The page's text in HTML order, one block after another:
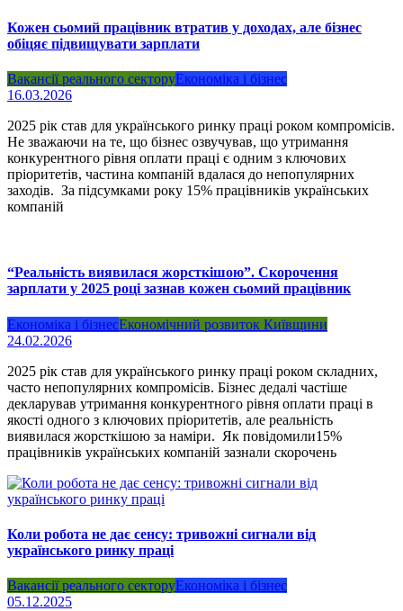
Кожен сьомий працівник втратив у доходах, але бізнес
обіцяє підвищувати зарплати
Вакансії реального секторуЕкономіка і бізнес
16.03.2026
2025 рік став для українського ринку праці роком компромісів.
Не зважаючи на те, що бізнес озвучував, що утримання
конкурентного рівня оплати праці є одним з ключових
пріоритетів, частина компаній вдалася до непопулярних
заходів. За підсумками року 15% працівників українських
компаній
“Реальність виявилася жорсткішою”. Скорочення
зарплати у 2025 році зазнав кожен сьомий працівник
Економіка і бізнесЕкономічний розвиток Київщини
24.02.2026
2025 рік став для українського ринку праці роком складних,
часто непопулярних компромісів. Бізнес дедалі частіше
декларував утримання конкурентного рівня оплати праці в
якості одного з ключових пріоритетів, але реальність
виявилася жорсткішою за наміри. Як повідомили15%
працівників українських компаній зазнали скорочень
Коли робота не дає сенсу: тривожні сигнали від
українського ринку праці
Вакансії реального секторуЕкономіка і бізнес
05.12.2025